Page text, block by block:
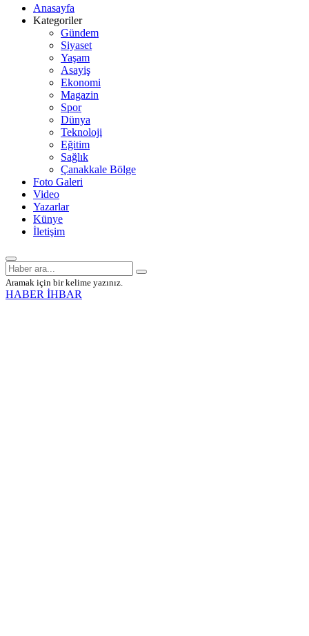
Anasayfa
Kategoriler
Gündem
Siyaset
Yaşam
Asayiş
Ekonomi
Magazin
Spor
Dünya
Teknoloji
Eğitim
Sağlık
Çanakkale Bölge
Foto Galeri
Video
Yazarlar
Künye
İletişim
Aramak için bir kelime yazınız.
HABER İHBAR